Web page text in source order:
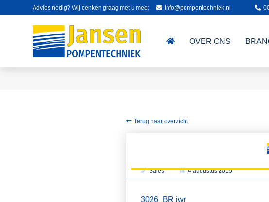
Advies nodig? Wij denken graag met u mee: info@pompentechniek.nl
OVER ONS
Terug naar overzicht
Sales 4 augustus 2015
3026_BR jwr